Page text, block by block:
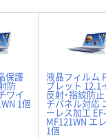
保護
防
ワイ
1個
液晶フィルム
ブレット 12.1
反射・指紋防
チパネル対応
ーレス加工 EF-
MF121WN エ
1個